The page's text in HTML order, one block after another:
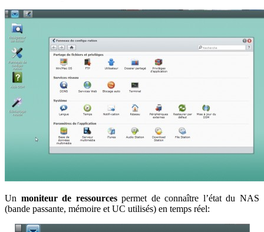
Un moniteur de ressourcespermet de connaître l’état du NAS
(bande passante, mémoire et UC utilisés) en temps réel: